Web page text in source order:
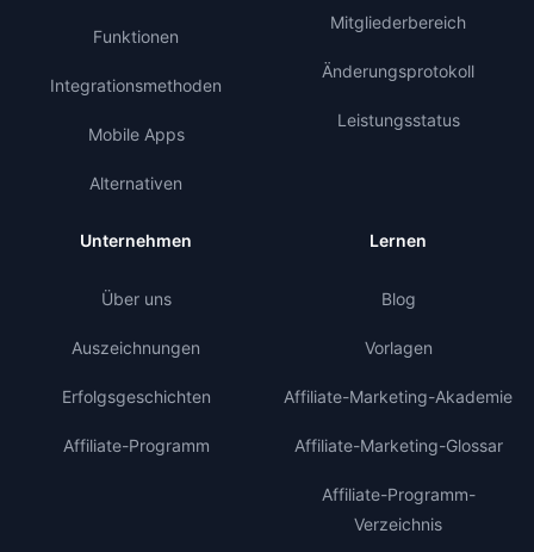
Funktionen
Integrationsmethoden
Mobile Apps
Alternativen
Mitgliederbereich
Änderungsprotokoll
Leistungsstatus
Unternehmen
Über uns
Auszeichnungen
Erfolgsgeschichten
Affiliate-Programm
Lernen
Blog
Vorlagen
Affiliate-Marketing-Akademie
Affiliate-Marketing-Glossar
Affiliate-Programm-
Verzeichnis